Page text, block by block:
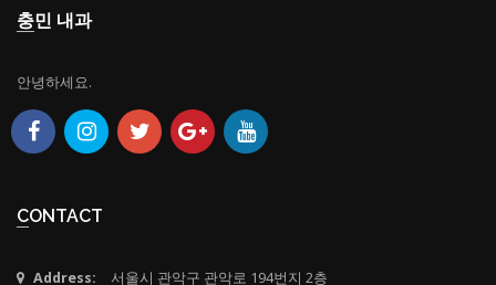
충민 내과
안녕하세요.
CONTACT
Address: 서울시 관악구 관악로 194번지 2층